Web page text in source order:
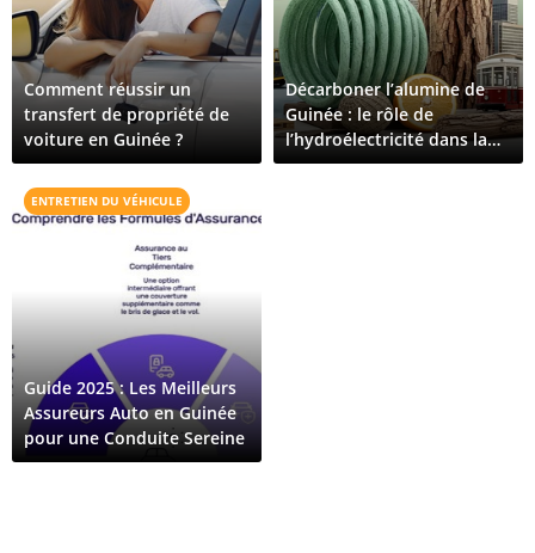
Comment réussir un
transfert de propriété de
voiture en Guinée ?
Décarboner l’alumine de
Guinée : le rôle de
l’hydroélectricité dans la
production d’aluminium
ENTRETIEN DU VÉHICULE
Guide 2025 : Les Meilleurs
Assureurs Auto en Guinée
pour une Conduite Sereine